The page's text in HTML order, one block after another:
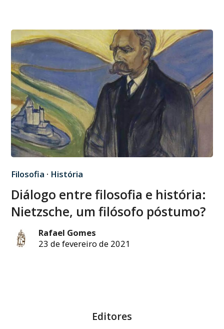
Filosofia · História
Diálogo entre filosofia e história:
Nietzsche, um filósofo póstumo?
Rafael Gomes
23 de fevereiro de 2021
Editores